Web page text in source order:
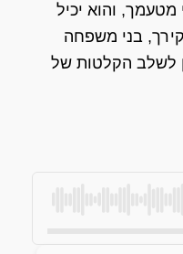
מטעמך, והוא יכיל
בני משפחה
לשלב הקלטות של